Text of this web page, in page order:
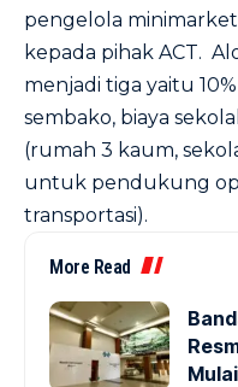
pengelola
kepada pihak ACT.
menjadi tiga yaitu
sembako, biaya
(rumah 3 kaum,
untuk pendukung
transportasi).
More Read